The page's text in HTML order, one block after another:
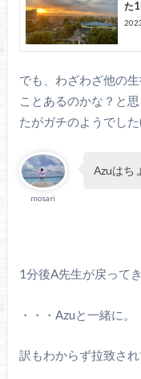
た
でも、わざわざ他の
ことあるのかな？と
たがガチのようでし
mosari
Azuはち
1分後A先生が戻ってき
・・・Azuと一緒に。
訳もわからず拉致され